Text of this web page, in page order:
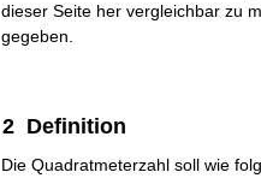
dieser Seite her vergleichbar zu
gegeben.
2 Definition
Die Quadratmeterzahl soll wie